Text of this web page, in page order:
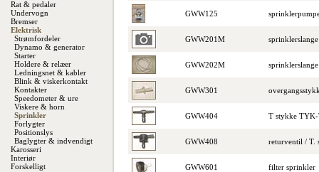
Rat & pedaler
Undervogn
Bremser
Elektrisk
Strømfordeler
Dynamo & generator
Starter
Holdere & relæer
Ledningsnet & kabler
Blink & viskerkontakt
Kontakter
Speedometer & ure
Viskere & horn
Sprinkler
Forlygter
Positionslys
Baglygter & indvendigt
Karosseri
Interiør
Forskelligt
GWW125
GWW201M
GWW202M
GWW301
GWW404 T stykke
GWW408 returventil / T.
GWW601 filter sprinkler